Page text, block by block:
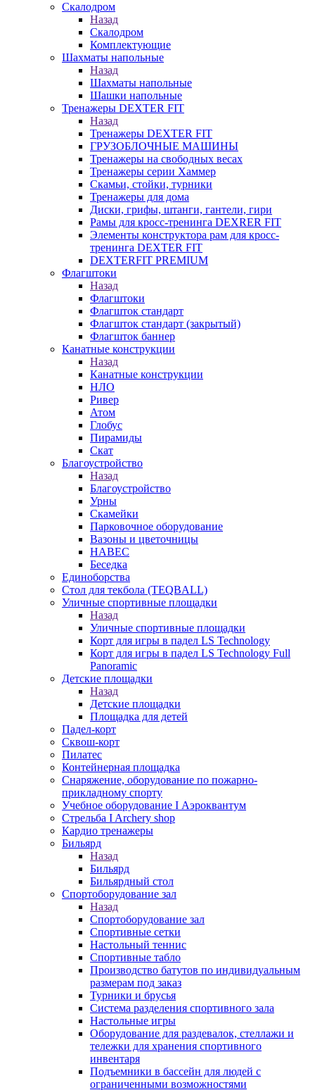
Скалодром
Назад
Скалодром
Комплектующие
Шахматы напольные
Назад
Шахматы напольные
Шашки напольные
Тренажеры DEXTER FIT
Назад
Тренажеры DEXTER FIT
ГРУЗОБЛОЧНЫЕ МАШИНЫ
Тренажеры на свободных весах
Тренажеры серии Хаммер
Скамьи, стойки, турники
Тренажеры для дома
Диски, грифы, штанги, гантели, гири
Рамы для кросс-тренинга DEXRER FIT
Элементы конструктора рам для кросс-
тренинга DEXTER FIT
DEXTERFIT PREMIUM
Флагштоки
Назад
Флагштоки
Флагшток стандарт
Флагшток стандарт (закрытый)
Флагшток баннер
Канатные конструкции
Назад
Канатные конструкции
НЛО
Ривер
Атом
Глобус
Пирамиды
Скат
Благоустройство
Назад
Благоустройство
Урны
Скамейки
Парковочное оборудование
Вазоны и цветочницы
НАВЕС
Беседка
Единоборства
Стол для текбола (TEQBALL)
Уличные спортивные площадки
Назад
Уличные спортивные площадки
Корт для игры в падел LS Technology
Корт для игры в падел LS Technology Full
Panoramic
Детские площадки
Назад
Детские площадки
Площадка для детей
Падел-корт
Сквош-корт
Пилатес
Контейнерная площадка
Снаряжение, оборудование по пожарно-
прикладному спорту
Учебное оборудование I Аэроквантум
Стрельба I Archery shop
Кардио тренажеры
Бильярд
Назад
Бильярд
Бильярдный стол
Спортоборудование зал
Назад
Спортоборудование зал
Спортивные сетки
Настольный теннис
Спортивные табло
Производство батутов по индивидуальным
размерам под заказ
Турники и брусья
Система разделения спортивного зала
Настольные игры
Оборудование для раздевалок, стеллажи и
тележки для хранения спортивного
инвентаря
Подъемники в бассейн для людей с
ограниченными возможностями